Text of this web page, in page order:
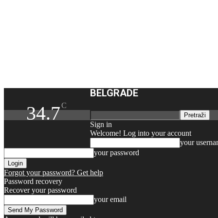
34.7C
BELGRADE
Sign in
Welcome! Log into your account
your
your password
Forgot your password? Get help
Password recovery
Recover your password
your email